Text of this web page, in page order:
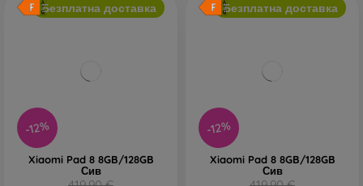
-12%
Безплатна доставка
Xiaomi Pad 8 8GB/128GB
Сив
-12%
Безплатна доставка
Xiaomi Pad 8 8GB/128GB
Сив